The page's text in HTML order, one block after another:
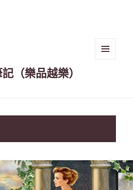
（樂品越樂）